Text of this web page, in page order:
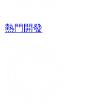
熱門開發